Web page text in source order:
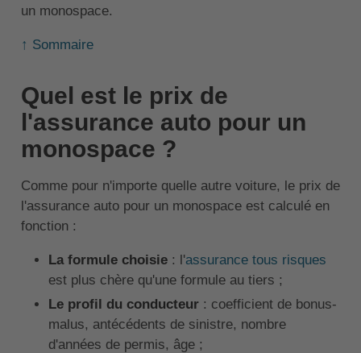
un monospace.
↑ Sommaire
Quel est le prix de
l'assurance auto pour un
monospace ?
Comme pour n'importe quelle autre voiture, le prix de
l'assurance auto pour un monospace est calculé en
fonction :
La formule choisie: l'assurance tous risques
est plus chère qu'une formule au tiers ;
Le profil du conducteur: coefficient de bonus-
malus, antécédents de sinistre, nombre
d'années de permis, âge ;